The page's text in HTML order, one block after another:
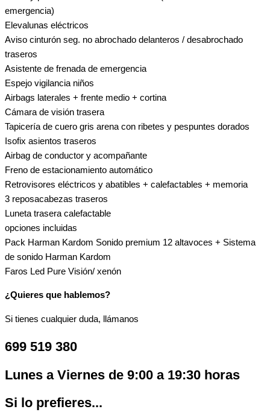
emergencia)
Elevalunas eléctricos
Aviso cinturón seg. no abrochado delanteros / desabrochado
traseros
Asistente de frenada de emergencia
Espejo vigilancia niños
Airbags laterales + frente medio + cortina
Cámara de visión trasera
Tapicería de cuero gris arena con ribetes y pespuntes dorados
Isofix asientos traseros
Airbag de conductor y acompañante
Freno de estacionamiento automático
Retrovisores eléctricos y abatibles + calefactables + memoria
3 reposacabezas traseros
Luneta trasera calefactable
opciones incluidas
Pack Harman Kardom Sonido premium 12 altavoces + Sistema
de sonido Harman Kardom
Faros Led Pure Visión/ xenón
¿Quieres que hablemos?
Si tienes cualquier duda, llámanos
699 519 380
Lunes a Viernes de 9:00 a 19:30 horas
Si lo prefieres...